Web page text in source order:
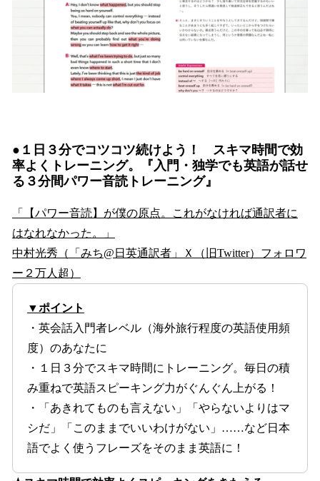
●１日３分でコツコツ続けよう！ スキマ時間で効
率よくトレーニング。『入門・独学でも英語が話せ
る３分間パワー音読トレーニング』
「【パワー音読】が僕の原点。これがなければ通訳者に
はなれなかった。」
中村光秀（「みち@日英通訳者」Ｘ（旧Twitter）フォロワ
ー２万人超）
▼ポイント
・英会話入門者レベル（海外旅行程度の英語使用頻
度）のあなたに
・１日３分でスキマ時間にトレーニング。毎日の積
み重ねで英語スピーキング力がぐんぐん上がる！
・「あきれてものも言えない」「やらないよりはマ
シだ」「このままでいいわけがない」……など日本
語でよく使うフレーズをそのまま英語に！